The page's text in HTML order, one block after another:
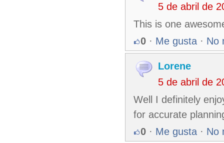
5 de abril de
This is one
0 · Me gusta · No
Lorene
5 de abril de
Well I definitely
for accurate
0 · Me gusta · No